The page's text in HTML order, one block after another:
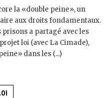
la «double peine», un
aux droits fondamentaux.
a partagé avec les
loi (avec La Cimade),
dans les (...)